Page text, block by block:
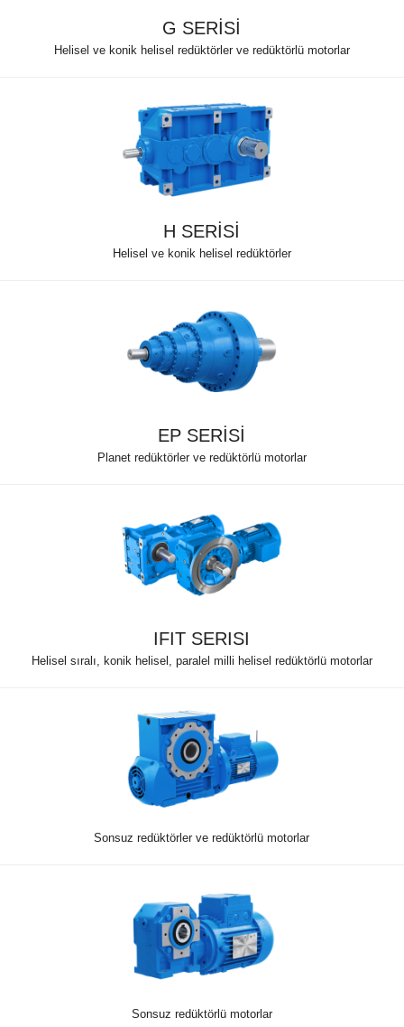
G SERİSİ
Helisel ve konik helisel redüktörler ve redüktörlü motorlar
H SERİSİ
Helisel ve konik helisel redüktörler
EP SERİSİ
Planet redüktörler ve redüktörlü motorlar
IFIT SERISI
Helisel sıralı, konik helisel, paralel milli helisel redüktörlü motorlar
Sonsuz redüktörler ve redüktörlü motorlar
Sonsuz redüktörlü motorlar